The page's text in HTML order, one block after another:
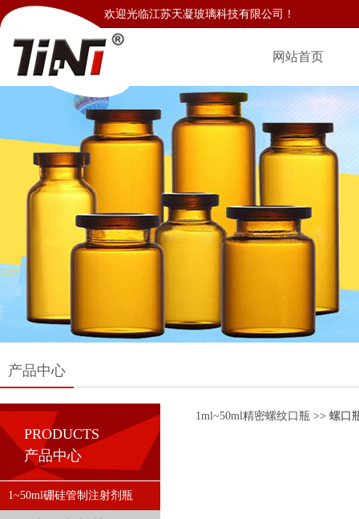
欢迎光临江苏天凝玻璃科技有限公司！
网站首页
产品中心
PRODUCTS
产品中心
1~50ml硼硅管制注射剂瓶
1ml~50ml精密螺纹口瓶 >> 螺口